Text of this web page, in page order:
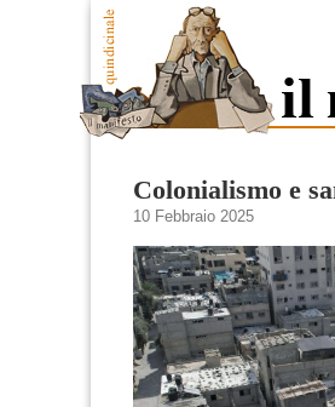
Colonialismo e
10 Febbraio 2025